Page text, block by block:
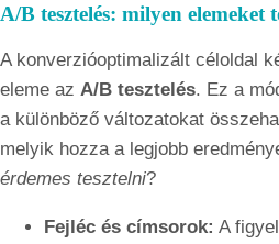
A/B tesztelés: milyen elemeket
A konverzióoptimalizált céloldal
eleme az A/B tesztelés. Ez a
a különböző változatokat
melyik hozza a legjobb
érdemes tesztelni?
Fejléc és címsorok: A